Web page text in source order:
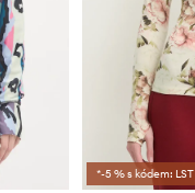
*-5 % s kódem: LST